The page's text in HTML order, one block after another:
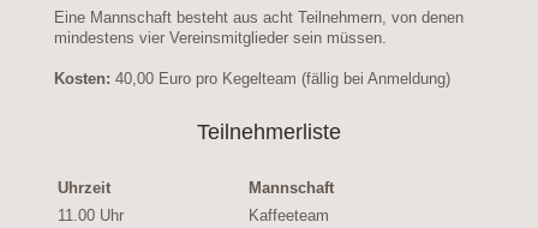
Eine Mannschaft besteht aus acht Teilnehmern, von denen
mindestens vier Vereinsmitglieder sein müssen.
Kosten: 40,00 Euro pro Kegelteam (fällig bei Anmeldung)
Teilnehmerliste
Uhrzeit Mannschaft
11.00 Uhr
Kaffeeteam